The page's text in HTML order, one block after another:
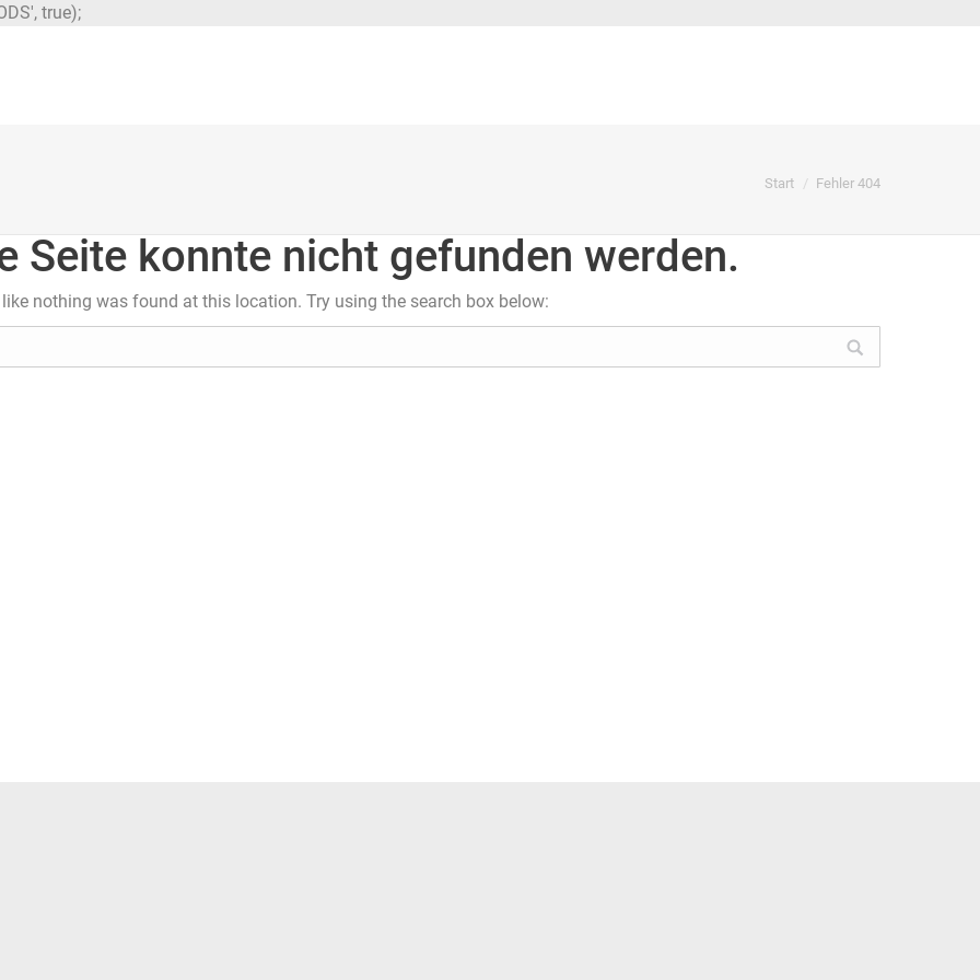
true);
Start Fehler 404
Seite konnte nicht gefunden werden.
nothing was found at this location. Try using the search box below: